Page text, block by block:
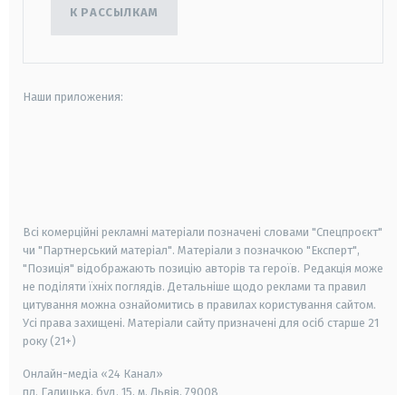
К РАССЫЛКАМ
Наши приложения:
Всі комерційні рекламні матеріали позначені словами "Спецпроєкт"
чи "Партнерський матеріал". Матеріали з позначкою "Експерт",
"Позиція" відображають позицію авторів та героїв. Редакція може
не поділяти їхніх поглядів. Детальніше щодо реклами та правил
цитування можна ознайомитись в правилах користування сайтом.
Усі права захищені. Матеріали сайту призначені для осіб старше 21
року (21+)
Онлайн-медіа «24 Канал»
пл. Галицька, буд. 15, м. Львів, 79008